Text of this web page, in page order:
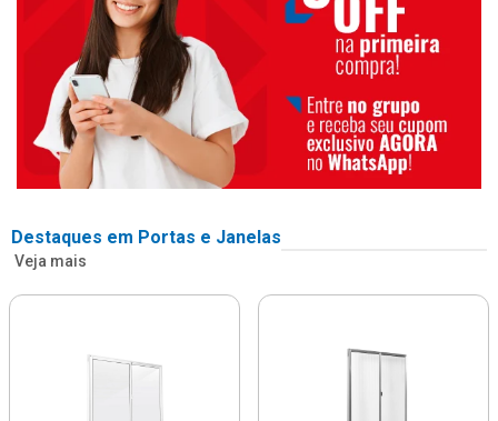
Destaques em Portas e Janelas
Veja mais